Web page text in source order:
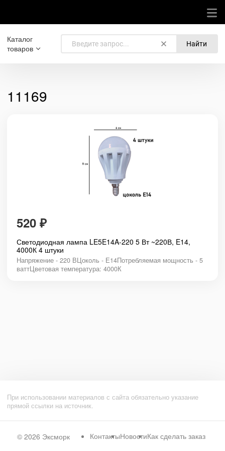
Каталог
товаров
Найти
11169
520 ₽
Светодиодная лампа LE5E14A-220 5 Вт ~220В, E14,
4000К 4 штуки
Напряжение - 220 ВЦоколь - Е14Потребляемая мощность - 5
ваттЦветовая температура: 4000К
При использовании материалов с сайта обязательно указание
прямой ссылки на источник.
© 2026 Эксморк КонтактыНовостиКак сделать заказ